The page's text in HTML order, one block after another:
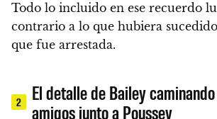
Todo lo incluido en ese recuerdo
contrario a lo que hubiera
que fue arrestada.
2
El detalle de Bailey
amigos junto a Poussey